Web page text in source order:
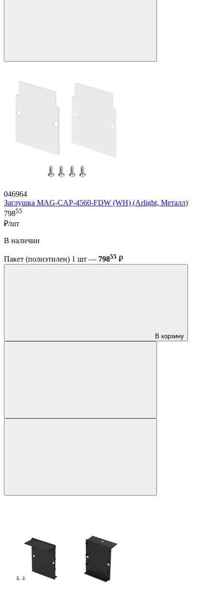
046964
Заглушка MAG-CAP-4560-FDW (WH) (Arlight, Металл)
79855
₽/шт
В наличии
Пакет (полиэтилен) 1 шт — 79855 ₽
В корзину